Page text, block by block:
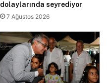
dolaylarında seyrediyor
7 Ağustos 2026